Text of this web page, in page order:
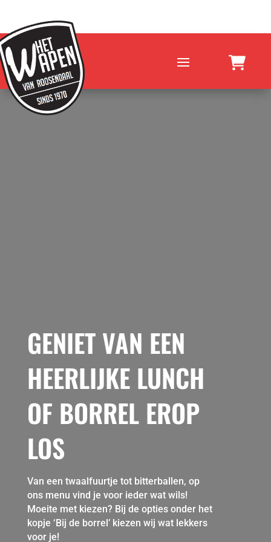
GENIET VAN EEN
HEERLIJKE LUNCH
OF BORREL EROP
LOS
Van een twaalfuurtje tot bitterballen, op
ons menu vind je voor ieder wat wils!
Moeite met kiezen? Bij de opties onder het
kopje ‘Bij de borrel’ kiezen wij wat lekkers
voor je!